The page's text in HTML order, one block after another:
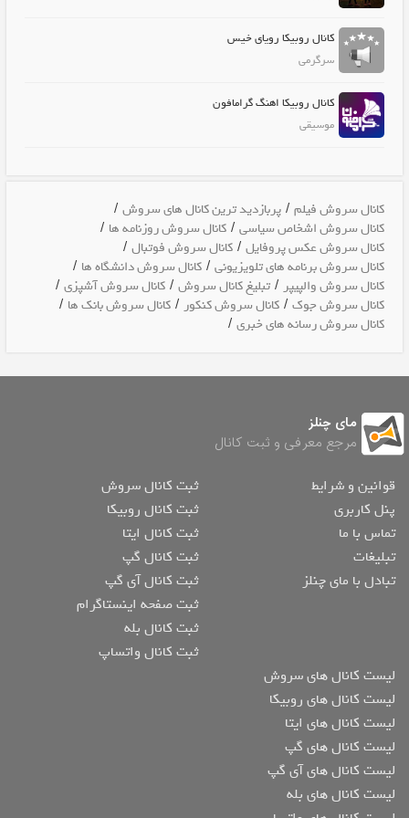
کانال روبیکا رویای خیس
سرگرمی
کانال روبیکا اهنگ گرامافون
موسیقی
کانال سروش فیلم /پربازدید ترین کانال های سروش /
کانال سروش اشخاص سیاسی /کانال سروش روزنامه ها /
کانال سروش عکس پروفایل /کانال سروش فوتبال /
کانال سروش برنامه های تلویزیونی /کانال سروش دانشگاه ها /
کانال سروش والپیپر /تبلیغ کانال سروش /کانال سروش آشپزی /
کانال سروش جوک /کانال سروش کنکور /کانال سروش بانک ها /
کانال سروش رسانه های خبری /
مای چنلز
مرجع معرفی و ثبت کانال
قوانین و شرایط
پنل کاربری
تماس با ما
تبلیغات
تبادل با مای چنلز
ثبت کانال سروش
ثبت کانال روبیکا
ثبت کانال ایتا
ثبت کانال گپ
ثبت کانال آی گپ
ثبت صفحه اینستاگرام
ثبت کانال بله
ثبت کانال واتساپ
لیست کانال های سروش
لیست کانال های روبیکا
لیست کانال های ایتا
لیست کانال های گپ
لیست کانال های آی گپ
لیست کانال های بله